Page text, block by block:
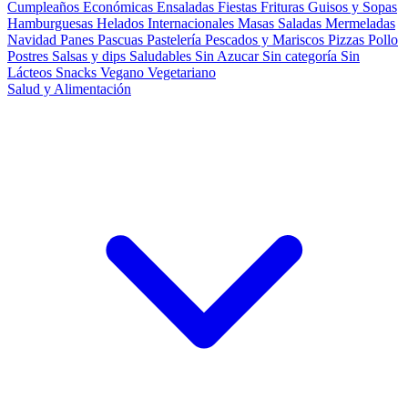
Cumpleaños Económicas Ensaladas Fiestas Frituras Guisos y Sopas
Hamburguesas Helados Internacionales Masas Saladas Mermeladas
Navidad Panes Pascuas Pastelería Pescados y Mariscos Pizzas Pollo
Postres Salsas y dips Saludables Sin Azucar Sin categoría Sin
Lácteos Snacks Vegano Vegetariano
Salud y Alimentación